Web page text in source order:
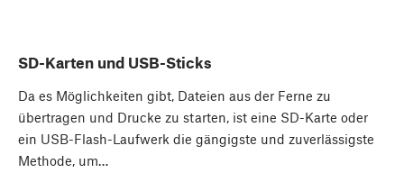
SD-Karten und USB-Sticks
Da es Möglichkeiten gibt, Dateien aus der Ferne zu
übertragen und Drucke zu starten, ist eine SD-Karte oder
ein USB-Flash-Laufwerk die gängigste und zuverlässigste
Methode, um…